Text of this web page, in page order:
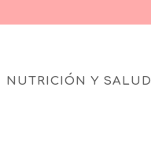
NUTRICIÓN Y SALUD